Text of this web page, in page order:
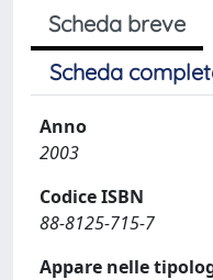
Scheda breve
Scheda
Anno
2003
Codice ISBN
88-8125-715-7
Appare nelle